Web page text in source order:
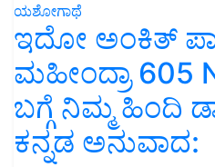
ಯಶೋಗಾಥೆ
ಇದೋ ಅಂಕಿತ್
ಮಹೀಂದ್ರಾ 605
ಬಗ್ಗೆ ನಿಮ್ಮ ಹಿಂದಿ
ಕನ್ನಡ ಅನುವಾದ: